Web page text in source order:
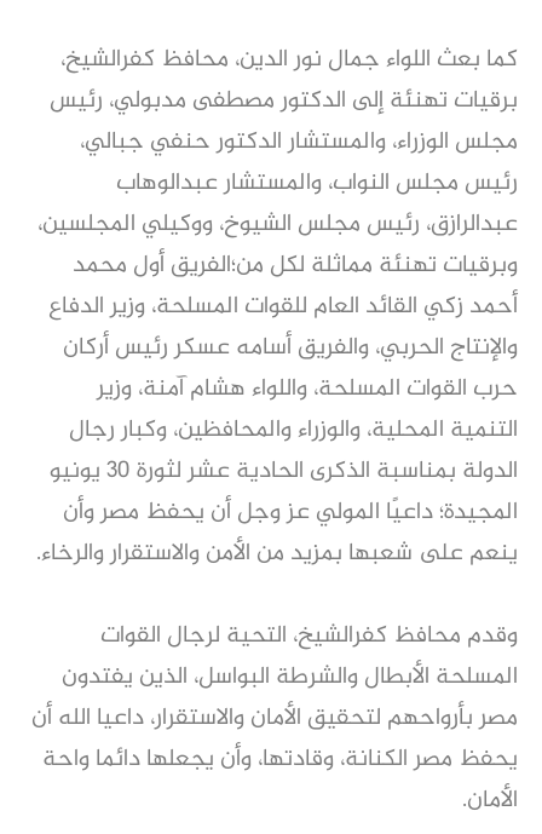
كما بعث اللواء جمال نور الدين، محافظ كفرالشيخ،
برقيات تهنئة إلى الدكتور مصطفى مدبولي، رئيس
مجلس الوزراء، والمستشار الدكتور حنفي جبالي،
رئيس مجلس النواب، والمستشار عبدالوهاب
عبدالرازق، رئيس مجلس الشيوخ، ووكيلي المجلسين،
وبرقيات تهنئة مماثلة لكل من؛الفريق أول محمد
أحمد زكي القائد العام للقوات المسلحة، وزير الدفاع
والإنتاج الحربي، والفريق أسامه عسكر رئيس أركان
حرب القوات المسلحة، واللواء هشام آمنة، وزير
التنمية المحلية، والوزراء والمحافظين، وكبار رجال
الدولة بمناسبة الذكرى الحادية عشر لثورة 30 يونيو
المجيدة؛ داعيًا المولي عز وجل أن يحفظ مصر وأن
ينعم على شعبها بمزيد من الأمن والاستقرار والرخاء.
وقدم محافظ كفرالشيخ، التحية لرجال القوات
المسلحة الأبطال والشرطة البواسل، الذين يفتدون
مصر بأرواحهم لتحقيق الأمان والاستقرار، داعيا الله أن
يحفظ مصر الكنانة، وقادتها، وأن يجعلها دائما واحة
الأمان.